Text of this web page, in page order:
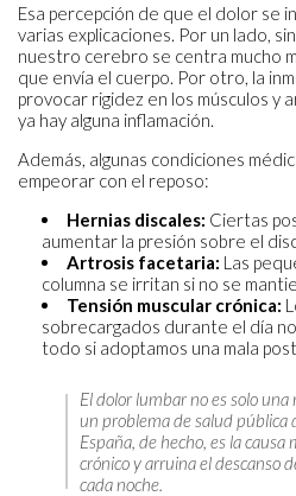
Esa percepción de que el dolor se
varias explicaciones. Por un lado,
nuestro cerebro se centra mucho
que envía el cuerpo. Por otro, la
provocar rigidez en los músculos y
ya hay alguna inflamación.
Además, algunas condiciones
empeorar con el reposo:
Hernias discales: Ciertas
aumentar la presión sobre el
Artrosis facetaria: Las
columna se irritan si no se
Tensión muscular crónica:
sobrecargados durante el día
todo si adoptamos una mala
El dolor lumbar no es solo
un problema de salud pública
España, de hecho, es la
crónico y arruina el descanso
cada noche.